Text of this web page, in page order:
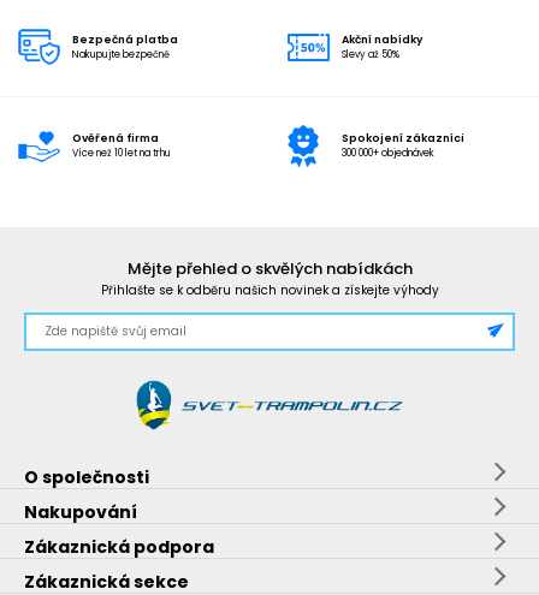
Bezpečná platba
Nakupujte bezpečně
Akční nabídky
Slevy až 50%
Ověřená firma
Více než 10 let na trhu
Spokojení zákazníci
300 000+ objednávek
Mějte přehled o skvělých nabídkách
Přihlašte se k odběru našich novinek a získejte výhody
O společnosti
Nakupování
Zákaznická podpora
Zákaznická sekce